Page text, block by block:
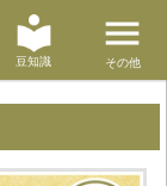
豆知識 その他